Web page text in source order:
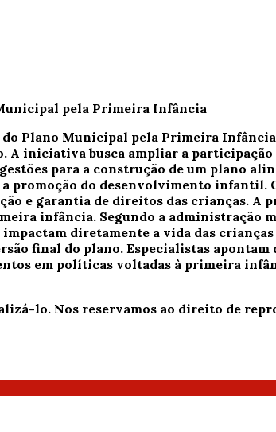
Plano Municipal pela Primeira
A iniciativa busca ampliar a
para a construção de um plano
promoção do desenvolvimento infantil.
e garantia de direitos das crianças. A
infância. Segundo a administração
diretamente a vida das
final do plano. Especialistas
em políticas voltadas à primeira
lo. Nos reservamos ao direito de